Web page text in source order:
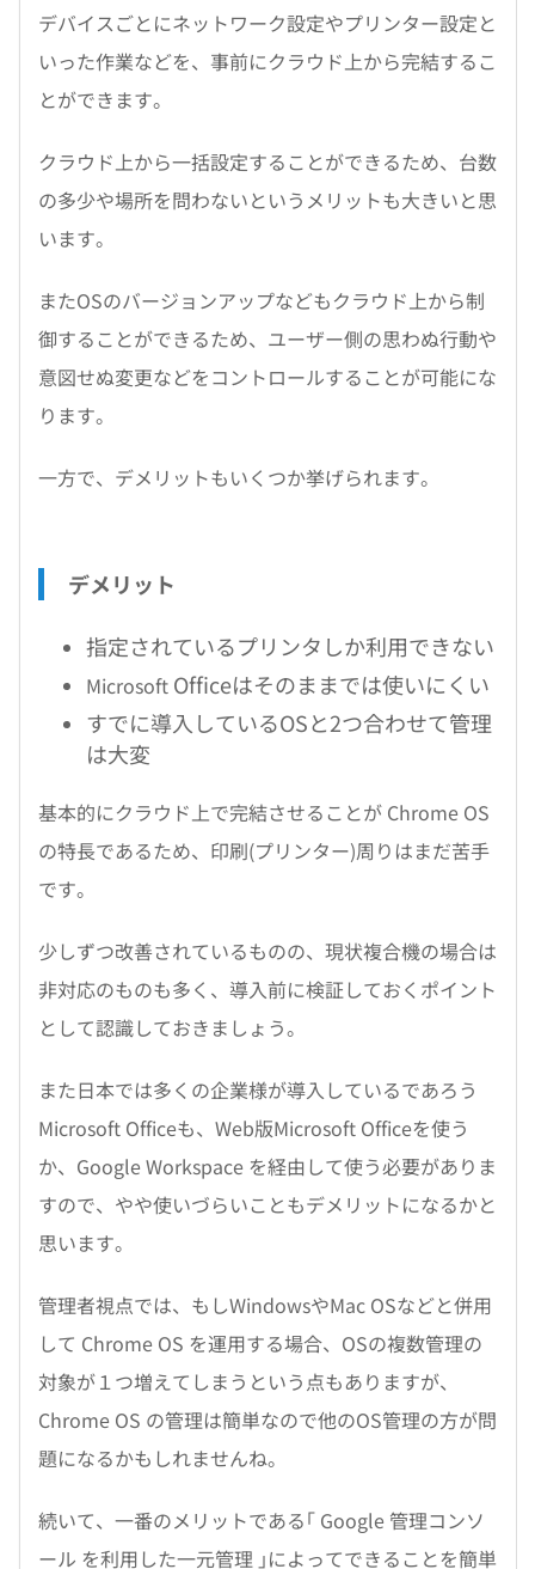
デバイスごとにネットワーク設定やプリンター設定と
いった作業などを、事前にクラウド上から完結するこ
とができます。
クラウド上から一括設定することができるため、台数
の多少や場所を問わないというメリットも大きいと思
います。
またOSのバージョンアップなどもクラウド上から制
御することができるため、ユーザー側の思わぬ行動や
意図せぬ変更などをコントロールすることが可能にな
ります。
一方で、デメリットもいくつか挙げられます。
デメリット
指定されているプリンタしか利用できない
Microsoft Officeはそのままでは使いにくい
すでに導入しているOSと2つ合わせて管理
は大変
基本的にクラウド上で完結させることが Chrome OS
の特長であるため、印刷(プリンター)周りはまだ苦手
です。
少しずつ改善されているものの、現状複合機の場合は
非対応のものも多く、導入前に検証しておくポイント
として認識しておきましょう。
また日本では多くの企業様が導入しているであろう
Microsoft Officeも、Web版Microsoft Officeを使う
か、Google Workspace を経由して使う必要がありま
すので、やや使いづらいこともデメリットになるかと
思います。
管理者視点では、もしWindowsやMac OSなどと併用
して Chrome OS を運用する場合、OSの複数管理の
対象が１つ増えてしまうという点もありますが、
Chrome OS の管理は簡単なので他のOS管理の方が問
題になるかもしれませんね。
続いて、一番のメリットである｢ Google 管理コンソ
ール を利用した一元管理 ｣によってできることを簡単